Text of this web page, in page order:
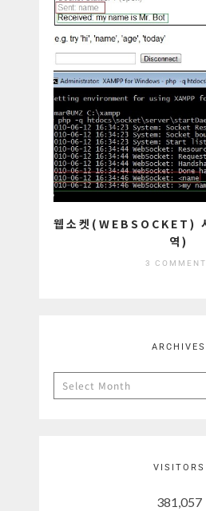
웹소켓(WEBSOCKET)
역)
3
ARCHIVES
Archives
VISITORS
381,057